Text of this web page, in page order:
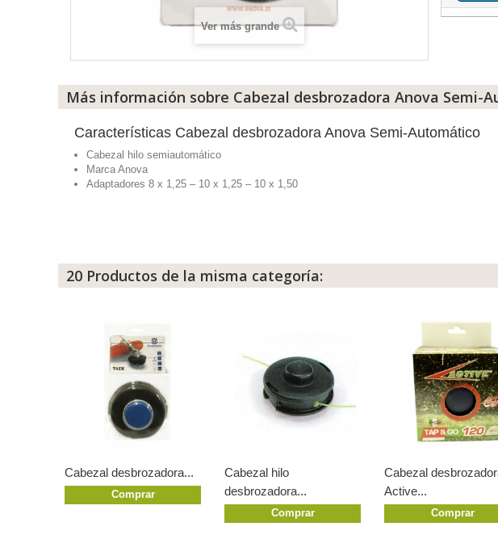
Ver más grande
Más información sobre Cabezal desbrozadora Anova Semi-
Características Cabezal desbrozadora Anova Semi-Automático
Cabezal hilo semiautomático
Marca Anova
Adaptadores 8 x 1,25 – 10 x 1,25 – 10 x 1,50
20 Productos de la misma categoría:
Cabezal desbrozadora...
Comprar
Cabezal hilo
desbrozadora...
Comprar
Cabezal
Active...
Comprar